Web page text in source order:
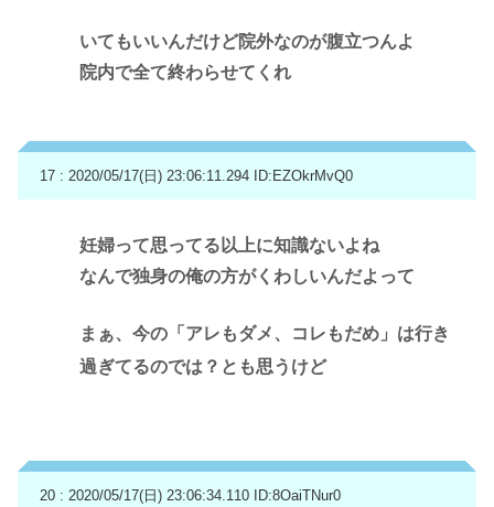
いてもいいんだけど院外なのが腹立つんよ
院内で全て終わらせてくれ
17 : 2020/05/17(日) 23:06:11.294 ID:EZOkrMvQ0
妊婦って思ってる以上に知識ないよね
なんで独身の俺の方がくわしいんだよって
まぁ、今の「アレもダメ、コレもだめ」は行き
過ぎてるのでは？とも思うけど
20 : 2020/05/17(日) 23:06:34.110 ID:8OaiTNur0